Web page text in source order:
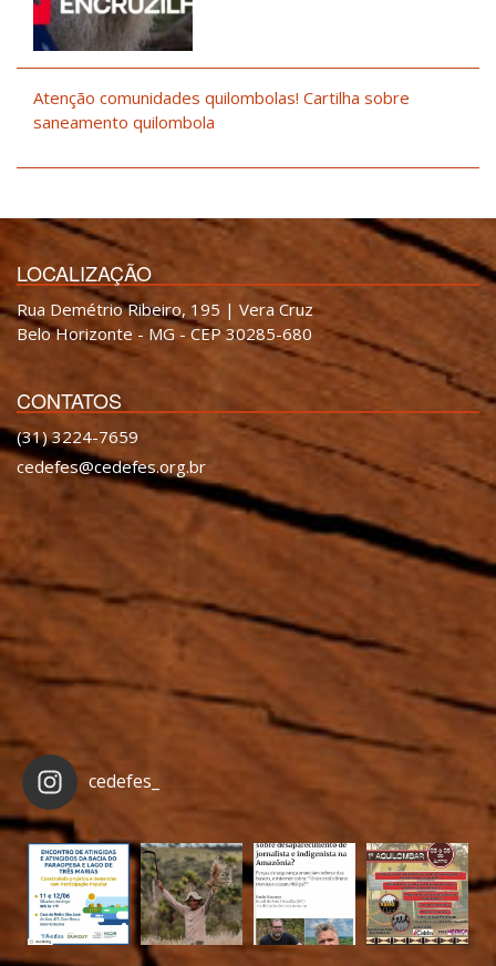
Atenção comunidades quilombolas! Cartilha sobre
saneamento quilombola
LOCALIZAÇÃO
Rua Demétrio Ribeiro, 195 | Vera Cruz
Belo Horizonte - MG - CEP 30285-680
CONTATOS
(31) 3224-7659
cedefes@cedefes.org.br
cedefes_